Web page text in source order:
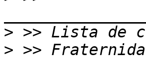
>
>